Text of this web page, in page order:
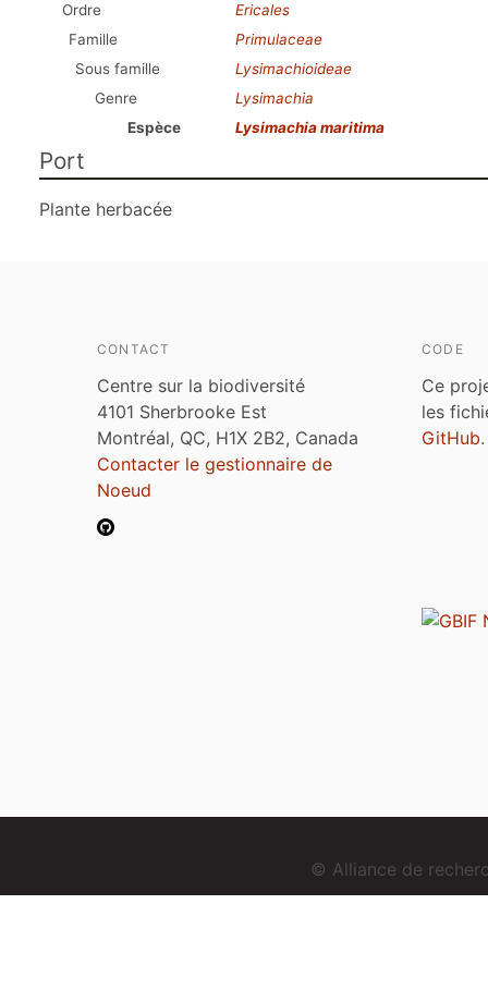
Ordre
Ericales
Famille
Primulaceae
Sous famille
Lysimachioideae
Genre
Lysimachia
Espèce
Lysimachia maritima
Port
Plante herbacée
CONTACT
Centre sur la biodiversité
4101 Sherbrooke Est
Montréal, QC, H1X 2B2, Canada
Contacter le gestionnaire de
Noeud
CODE
Ce
les
GitHub.
© Alliance de